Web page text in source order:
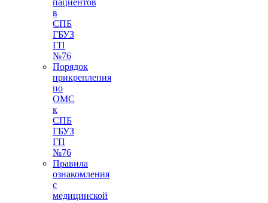
пациентов
в
СПБ
ГБУЗ
ГП
№76
Порядок
прикрепления
по
ОМС
к
СПБ
ГБУЗ
ГП
№76
Правила
ознакомления
с
медицинской